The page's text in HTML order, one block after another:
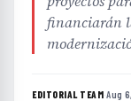
financiarán
EDITORIAL TEAM·Aug